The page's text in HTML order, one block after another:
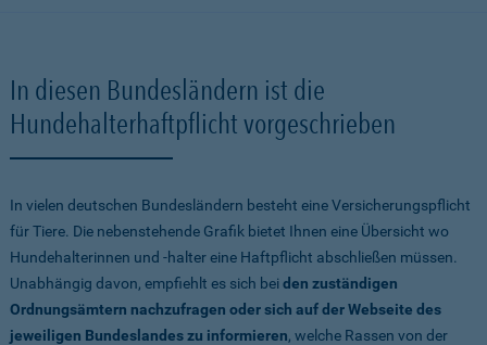
In diesen Bundesländern ist die
Hundehalterhaftpflicht vorgeschrieben
In vielen deutschen Bundesländern besteht eine Versicherungspflicht
für Tiere. Die nebenstehende Grafik bietet Ihnen eine Übersicht wo
Hundehalterinnen und -halter eine Haftpflicht abschließen müssen.
Unabhängig davon, empfiehlt es sich beiden zuständigen
Ordnungsämtern nachzufragen oder sich auf der Webseite des
jeweiligen Bundeslandes zu informieren, welche Rassen von der